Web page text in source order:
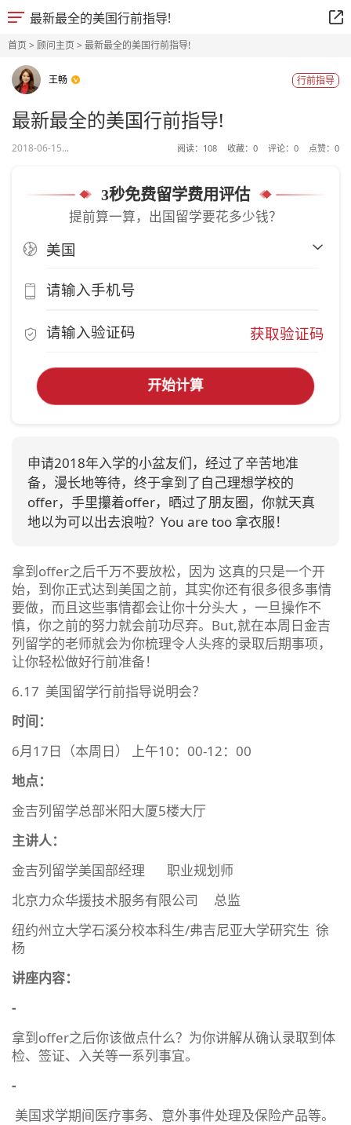
最新最全的美国行前指导!
首页> 顾问主页> 最新最全的美国行前指导!
王畅 行前指导
最新最全的美国行前指导!
2018-06-15... 阅读： 108 收藏： 0 评论： 0 点赞： 0
3秒免费留学费用评估
提前算一算，出国留学要花多少钱？
获取验证码
开始计算
申请2018年入学的小盆友们，经过了辛苦地准
备，漫长地等待，终于拿到了自己理想学校的
offer，手里攥着offer，晒过了朋友圈，你就天真
地以为可以出去浪啦？You are too 拿衣服！
拿到offer之后千万不要放松，因为 这真的只是一个开
始，到你正式达到美国之前，其实你还有很多很多事情
要做，而且这些事情都会让你十分头大 ，一旦操作不
慎，你之前的努力就会前功尽弃。But,就在本周日金吉
列留学的老师就会为你梳理令人头疼的录取后期事项，
让你轻松做好行前准备！
6.17 美国留学行前指导说明会？
时间：
6月17日（本周日） 上午10：00-12：00
地点：
金吉列留学总部米阳大厦5楼大厅
主讲人：
金吉列留学美国部经理 职业规划师
北京力众华援技术服务有限公司 总监
纽约州立大学石溪分校本科生/弗吉尼亚大学研究生 徐
杨
讲座内容：
-
拿到offer之后你该做点什么？为你讲解从确认录取到体
检、签证、入关等一系列事宜。
-
美国求学期间医疗事务、意外事件处理及保险产品等。